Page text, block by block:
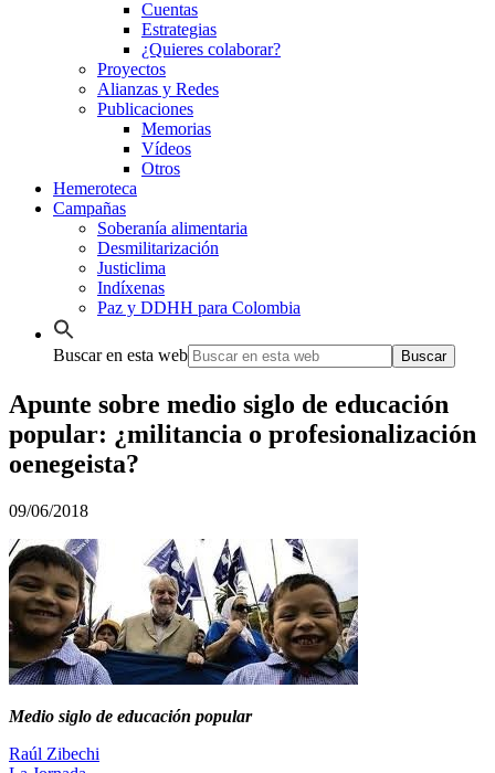
Cuentas
Estrategias
¿Quieres colaborar?
Proyectos
Alianzas y Redes
Publicaciones
Memorias
Vídeos
Otros
Hemeroteca
Campañas
Soberanía alimentaria
Desmilitarización
Justiclima
Indíxenas
Paz y DDHH para Colombia
Buscar en esta web
Apunte sobre medio siglo de educación
popular: ¿militancia o profesionalización
oenegeista?
09/06/2018
Medio siglo de educación popular
Raúl Zibechi